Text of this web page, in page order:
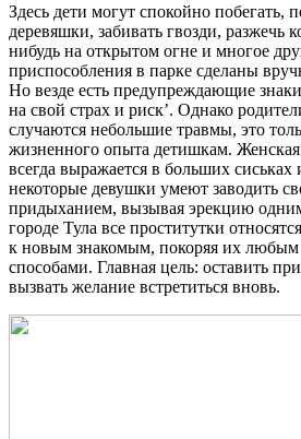
Здесь дети могут спокойно побегать,
деревяшки, забивать гвозди, разжечь
нибудь на открытом огне и многое
приспособления в парке сделаны
Но везде есть предупреждающие
на свой страх и риск’. Однако
случаются небольшие травмы, это
жизненного опыта детишкам. Женская
всегда выражается в больших
некоторые девушки умеют заводить
придыханием, вызывая эрекцию
городе Тула все проститутки
к новым знакомым, покоряя их
способами. Главная цель: оставить
вызвать желание встретиться вновь.